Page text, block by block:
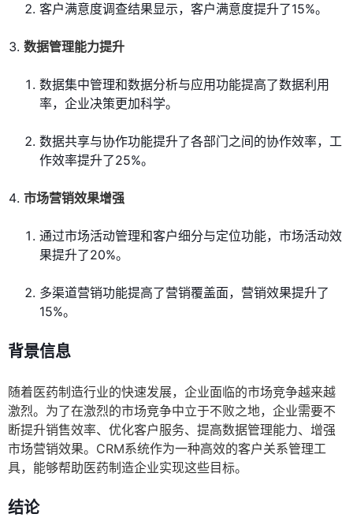
客户满意度调查结果显示，客户满意度提升了15%。
数据管理能力提升
数据集中管理和数据分析与应用功能提高了数据利用
率，企业决策更加科学。
数据共享与协作功能提升了各部门之间的协作效率，工
作效率提升了25%。
市场营销效果增强
通过市场活动管理和客户细分与定位功能，市场活动效
果提升了20%。
多渠道营销功能提高了营销覆盖面，营销效果提升了
15%。
背景信息
随着医药制造行业的快速发展，企业面临的市场竞争越来越
激烈。为了在激烈的市场竞争中立于不败之地，企业需要不
断提升销售效率、优化客户服务、提高数据管理能力、增强
市场营销效果。CRM系统作为一种高效的客户关系管理工
具，能够帮助医药制造企业实现这些目标。
结论